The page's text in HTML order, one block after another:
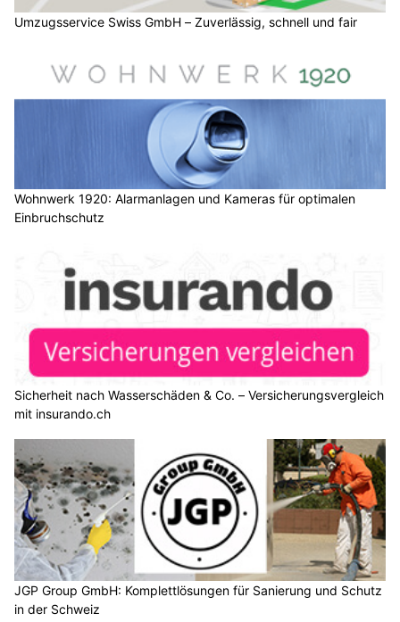
Umzugsservice Swiss GmbH – Zuverlässig, schnell und fair
Wohnwerk 1920: Alarmanlagen und Kameras für optimalen
Einbruchschutz
Sicherheit nach Wasserschäden & Co. – Versicherungsvergleich
mit insurando.ch
JGP Group GmbH: Komplettlösungen für Sanierung und Schutz
in der Schweiz